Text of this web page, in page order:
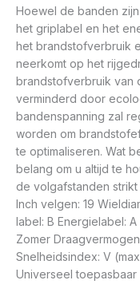
Hoewel de banden
het griplabel en het
het brandstofverbruik
neerkomt op het
brandstofverbruik van
verminderd door
bandenspanning zal
worden om
te optimaliseren. Wat
belang om u altijd te
de volgafstanden strikt
Inch velgen: 19
label: B Energielabel:
Zomer
Snelheidsindex: V
Universeel toepasbaar